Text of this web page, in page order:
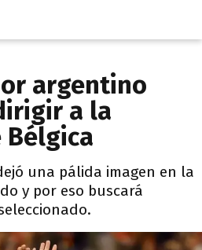
argentino
a la
Bélgica
una pálida imagen en la
y por eso buscará